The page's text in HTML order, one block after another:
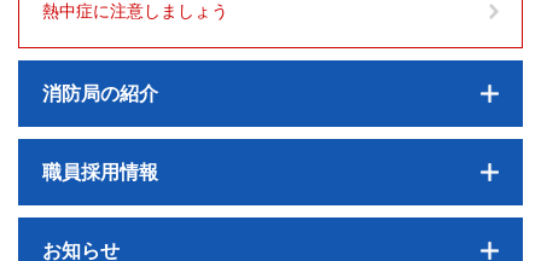
熱中症に注意しましょう
消防局の紹介
職員採用情報
お知らせ